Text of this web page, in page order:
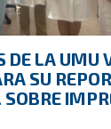
DE LA UMU
SU